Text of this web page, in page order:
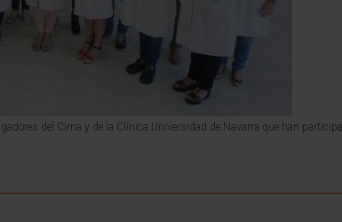
del Cima y de la Clínica Universidad de Navarra que han